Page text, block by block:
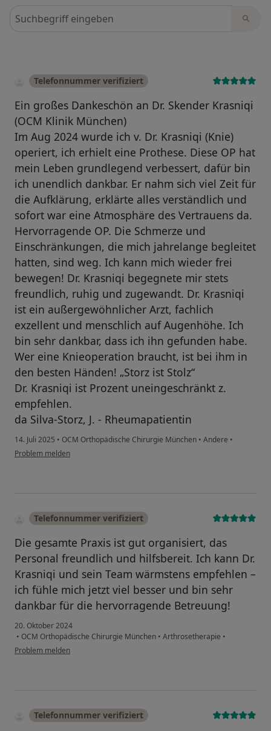
Bewertungen durchsuchen
Telefonnummer verifiziert
Ein großes Dankeschön an Dr. Skender Krasniqi
(OCM Klinik München)
Im Aug 2024 wurde ich v. Dr. Krasniqi (Knie)
operiert, ich erhielt eine Prothese. Diese OP hat
mein Leben grundlegend verbessert, dafür bin
ich unendlich dankbar. Er nahm sich viel Zeit für
die Aufklärung, erklärte alles verständlich und
sofort war eine Atmosphäre des Vertrauens da.
Hervorragende OP. Die Schmerze und
Einschränkungen, die mich jahrelange begleitet
hatten, sind weg. Ich kann mich wieder frei
bewegen! Dr. Krasniqi begegnete mir stets
freundlich, ruhig und zugewandt. Dr. Krasniqi
ist ein außergewöhnlicher Arzt, fachlich
exzellent und menschlich auf Augenhöhe. Ich
bin sehr dankbar, dass ich ihn gefunden habe.
Wer eine Knieoperation braucht, ist bei ihm in
den besten Händen! „Storz ist Stolz“
Dr. Krasniqi ist Prozent uneingeschränkt z.
empfehlen.
da Silva-Storz, J. - Rheumapatientin
14. Juli 2025 • OCM Orthopädische Chirurgie München • Andere •
Problem melden
Telefonnummer verifiziert
Die gesamte Praxis ist gut organisiert, das
Personal freundlich und hilfsbereit. Ich kann Dr.
Krasniqi und sein Team wärmstens empfehlen –
ich fühle mich jetzt viel besser und bin sehr
dankbar für die hervorragende Betreuung!
20. Oktober 2024
• OCM Orthopädische Chirurgie München • Arthrosetherapie •
Problem melden
Telefonnummer verifiziert